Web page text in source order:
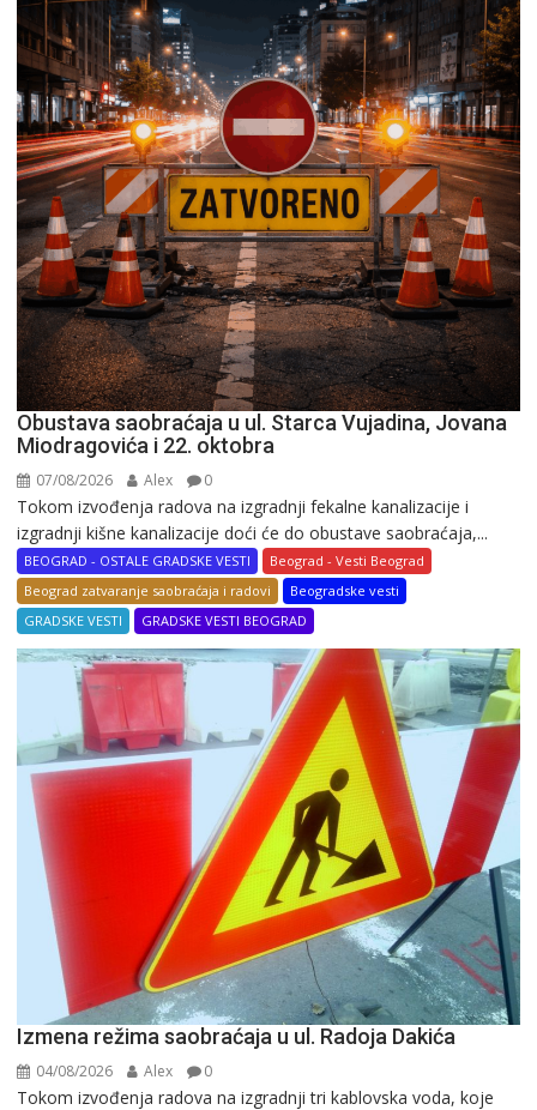
Obustava saobraćaja u ul. Starca Vujadina, Jovana
Miodragovića i 22. oktobra
07/08/2026 Alex 0
Tokom izvođenja radova na izgradnji fekalne kanalizacije i
izgradnji kišne kanalizacije doći će do obustave saobraćaja,...
BEOGRAD - OSTALE GRADSKE VESTI
Beograd - Vesti Beograd
Beograd zatvaranje saobraćaja i radovi
Beogradske vesti
GRADSKE VESTI
GRADSKE VESTI BEOGRAD
Izmena režima saobraćaja u ul. Radoja Dakića
04/08/2026 Alex 0
Tokom izvođenja radova na izgradnji tri kablovska voda, koje